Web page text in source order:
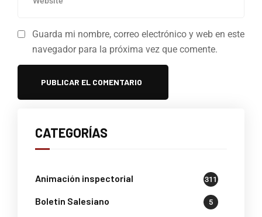
Guarda mi nombre, correo electrónico y web en este
navegador para la próxima vez que comente.
CATEGORÍAS
Animación inspectorial 311
Boletin Salesiano 5